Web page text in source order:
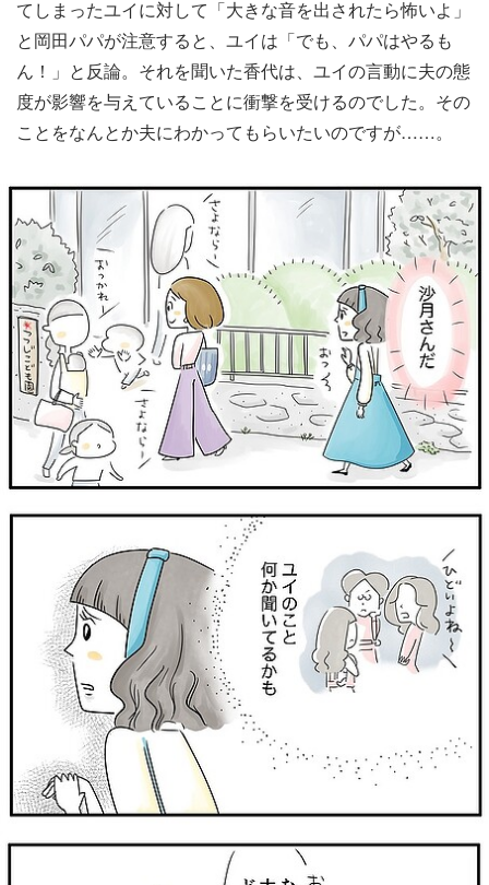
てしまったユイに対して「大きな音を出されたら怖いよ」
と岡田パパが注意すると、ユイは「でも、パパはやるも
ん！」と反論。それを聞いた香代は、ユイの言動に夫の態
度が影響を与えていることに衝撃を受けるのでした。その
ことをなんとか夫にわかってもらいたいのですが……。